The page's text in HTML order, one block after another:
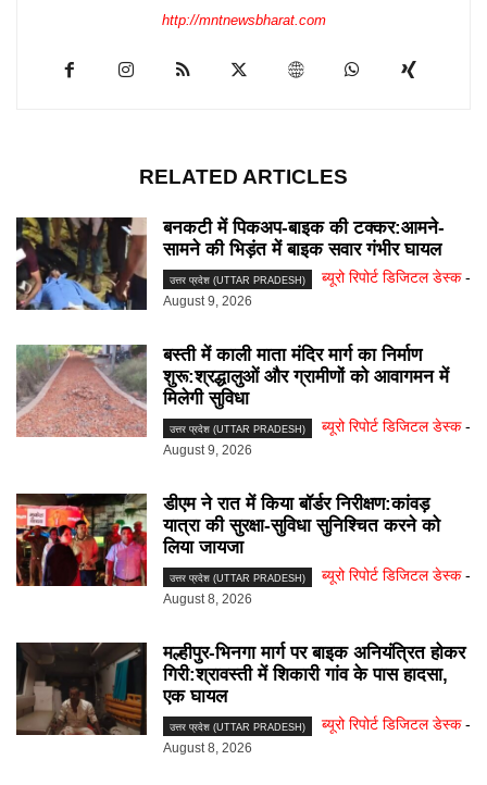
http://mntnewsbharat.com
RELATED ARTICLES
बनकटी में पिकअप-बाइक की टक्कर:आमने-
सामने की भिड़ंत में बाइक सवार गंभीर घायल
उत्तर प्रदेश (UTTAR PRADESH) ब्यूरो रिपोर्ट डिजिटल डेस्क -
August 9, 2026
बस्ती में काली माता मंदिर मार्ग का निर्माण
शुरू:श्रद्धालुओं और ग्रामीणों को आवागमन में
मिलेगी सुविधा
उत्तर प्रदेश (UTTAR PRADESH) ब्यूरो रिपोर्ट डिजिटल डेस्क -
August 9, 2026
डीएम ने रात में किया बॉर्डर निरीक्षण:कांवड़
यात्रा की सुरक्षा-सुविधा सुनिश्चित करने को
लिया जायजा
उत्तर प्रदेश (UTTAR PRADESH) ब्यूरो रिपोर्ट डिजिटल डेस्क -
August 8, 2026
मल्हीपुर-भिनगा मार्ग पर बाइक अनियंत्रित होकर
गिरी:श्रावस्ती में शिकारी गांव के पास हादसा,
एक घायल
उत्तर प्रदेश (UTTAR PRADESH) ब्यूरो रिपोर्ट डिजिटल डेस्क -
August 8, 2026